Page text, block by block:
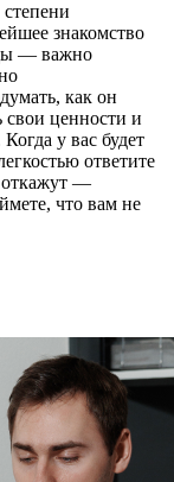
знакомство
— важно
как он
свои ценности и
у вас будет
ответите
откажут —
что вам не